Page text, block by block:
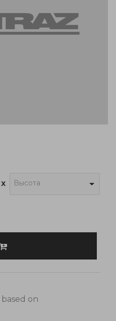
x Высота
based on